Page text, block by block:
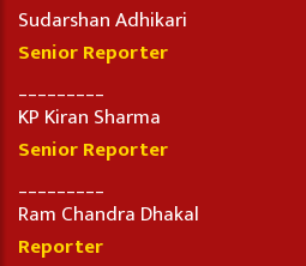
Sudarshan Adhikari
Senior Reporter
KP Kiran Sharma
Senior Reporter
Ram Chandra Dhakal
Reporter